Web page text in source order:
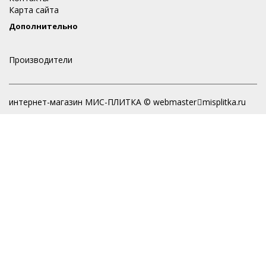
Карта сайта
Дополнительно
Производители
интернет-магазин МИС-ПЛИТКА © webmaster misplitka.ru